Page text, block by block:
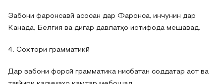
Забони фаронсавӣ асосан дар Фаронса, инчунин дар
Канада, Белгия ва дигар давлатҳо истифода мешавад.
4. Сохтори грамматикӣ
Дар забони форсӣ грамматика нисбатан соддатар аст ва